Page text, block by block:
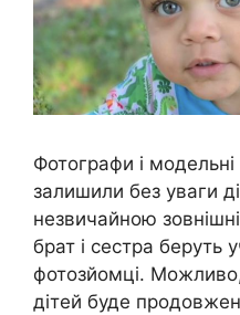
Фотографи і
залишили без уваги
незвичайною
брат і сестра беруть
фотозйомці.
дітей буде